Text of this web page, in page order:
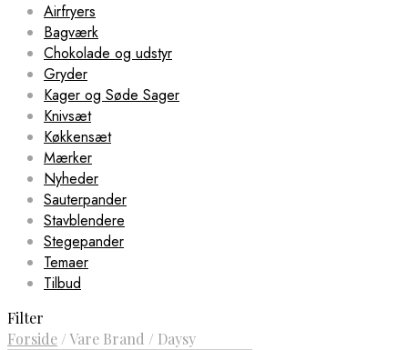
Airfryers
Bagværk
Chokolade og udstyr
Gryder
Kager og Søde Sager
Knivsæt
Køkkensæt
Mærker
Nyheder
Sauterpander
Stavblendere
Stegepander
Temaer
Tilbud
Filter
Forside/Vare Brand / Daysy